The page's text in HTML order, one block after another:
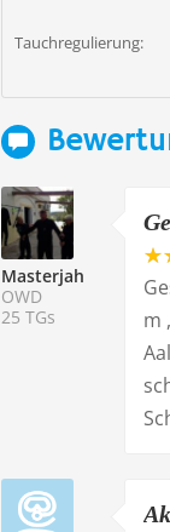
Tauchregulierung:
Masterjah
OWD
25 TGs
m